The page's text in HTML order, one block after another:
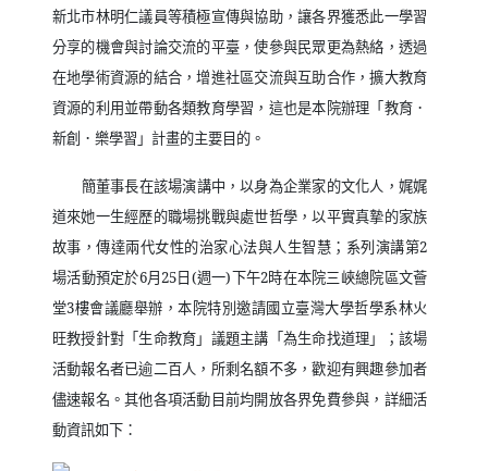
新北市林明仁議員等積極宣傳與協助，讓各界獲悉此一學習
分享的機會與討論交流的平臺，使參與民眾更為熱絡，透過
在地學術資源的結合，增進社區交流與互助合作，擴大教育
資源的利用並帶動各類教育學習，這也是本院辦理「教育．
新創．樂學習」計畫的主要目的。
簡董事長在該場演講中，以身為企業家的文化人，娓娓
道來她一生經歷的職場挑戰與處世哲學，以平實真摯的家族
故事，傳達兩代女性的治家心法與人生智慧；系列演講第2
場活動預定於6月25日(週一)下午2時在本院三峽總院區文薈
堂3樓會議廳舉辦，本院特別邀請國立臺灣大學哲學系林火
旺教授針對「生命教育」議題主講「為生命找道理」；該場
活動報名者已逾二百人，所剩名額不多，歡迎有興趣參加者
儘速報名。其他各項活動目前均開放各界免費參與，詳細活
動資訊如下：